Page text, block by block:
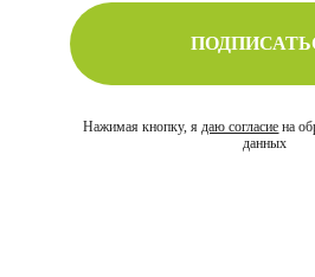
Нажимая кнопку, ядаю согласие на
данных